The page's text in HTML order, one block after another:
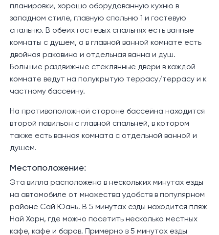
планировки, хорошо оборудованную кухню в
западном стиле, главную спальню 1 и гостевую
спальню. В обеих гостевых спальнях есть ванные
комнаты с душем, а в главной ванной комнате есть
двойная раковина и отдельная ванна и душ.
Большие раздвижные стеклянные двери в каждой
комнате ведут на полукрытую террасу/террасу и к
частному бассейну.
На противоположной стороне бассейна находится
второй павильон с главной спальней, в котором
также есть ванная комната с отдельной ванной и
душем.
Местоположение:
Эта вилла расположена в нескольких минутах езды
на автомобиле от множества удобств в популярном
районе Сай Юань. В 5 минутах езды находится пляж
Най Харн, где можно посетить несколько местных
кафе, кафе и баров. Примерно в 5 минутах езды